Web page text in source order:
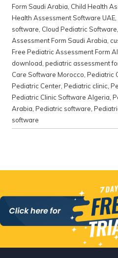
Form Saudi Arabia Child Health
Health Assessment Software UAE
software Cloud Pediatric Software
Assessment Form Saudi Arabia
Free Pediatric Assessment Form
download pediatric assessment
Care Software Morocco Pediatric
Pediatric Center Pediatric clinic
Pediatric Clinic Software Algeria
Arabia Pediatric software
software